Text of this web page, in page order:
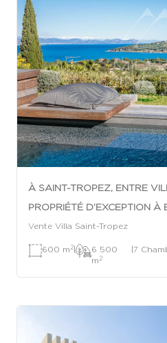
À SAINT-TROPEZ, ENTRE
PROPRIÉTÉ D’EXCEPTION À
Vente Villa Saint-Tropez
600 m 2|
6 500
m 2
|7